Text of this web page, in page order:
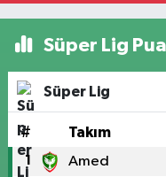
Süper Lig
Süper Lig
# Takım
1 Amed